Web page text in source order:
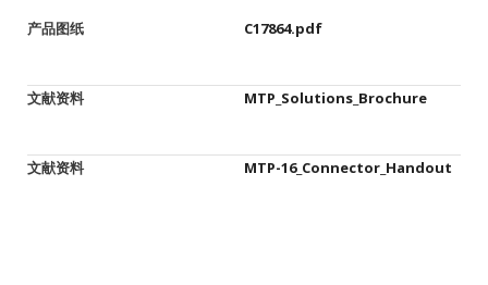
产品图纸 C17864.pdf
文献资料 MTP_Solutions_Brochure
文献资料 MTP-16_Connector_Handout